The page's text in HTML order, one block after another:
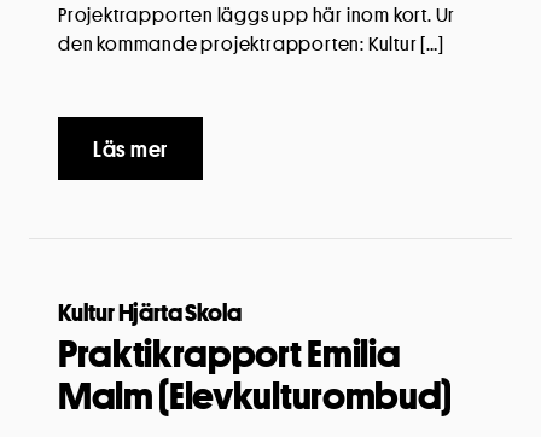
Projektrapporten läggs upp här inom kort. Ur
den kommande projektrapporten: Kultur […]
Läs mer
Kultur Hjärta Skola
Praktikrapport Emilia
Malm (Elevkulturombud)